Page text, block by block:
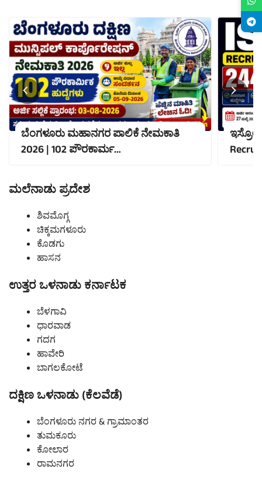
ಬೆಂಗಳೂರು ಮಹಾನಗರ ಪಾಲಿಕೆ ನೇಮಕಾತಿ
2026 | 102 ಪೌರಕಾರ್ಮ…
ಮಲೆನಾಡು ಪ್ರದೇಶ
ಶಿವಮೊಗ್ಗ
ಚಿಕ್ಕಮಗಳೂರು
ಕೊಡಗು
ಹಾಸನ
ಉತ್ತರ ಒಳನಾಡು ಕರ್ನಾಟಕ
ಬೆಳಗಾವಿ
ಧಾರವಾಡ
ಗದಗ
ಹಾವೇರಿ
ಬಾಗಲಕೋಟೆ
ದಕ್ಷಿಣ ಒಳನಾಡು (ಕೆಲವೆಡೆ)
ಬೆಂಗಳೂರು ನಗರ & ಗ್ರಾಮಾಂತರ
ತುಮಕೂರು
ಕೋಲಾರ
ರಾಮನಗರ